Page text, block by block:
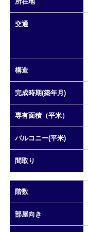
交通
構造
完成時期(築年月)
専有面積（平米）
バルコニー(平米)
間取り
階数
部屋向き